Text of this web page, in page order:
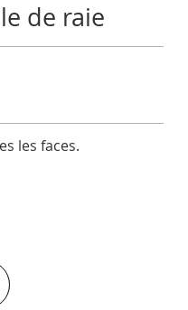
de raie
les faces.